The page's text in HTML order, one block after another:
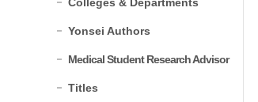
Yonsei Authors
Medical Student Research Advisor
Titles